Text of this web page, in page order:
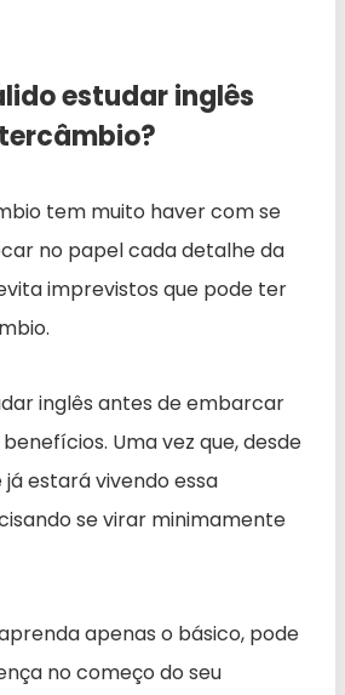
estudar inglês
tem muito haver com se
no papel cada detalhe da
imprevistos que pode ter
inglês antes de embarcar
Uma vez que, desde
estará vivendo essa
se virar minimamente
apenas o básico, pode
no começo do seu